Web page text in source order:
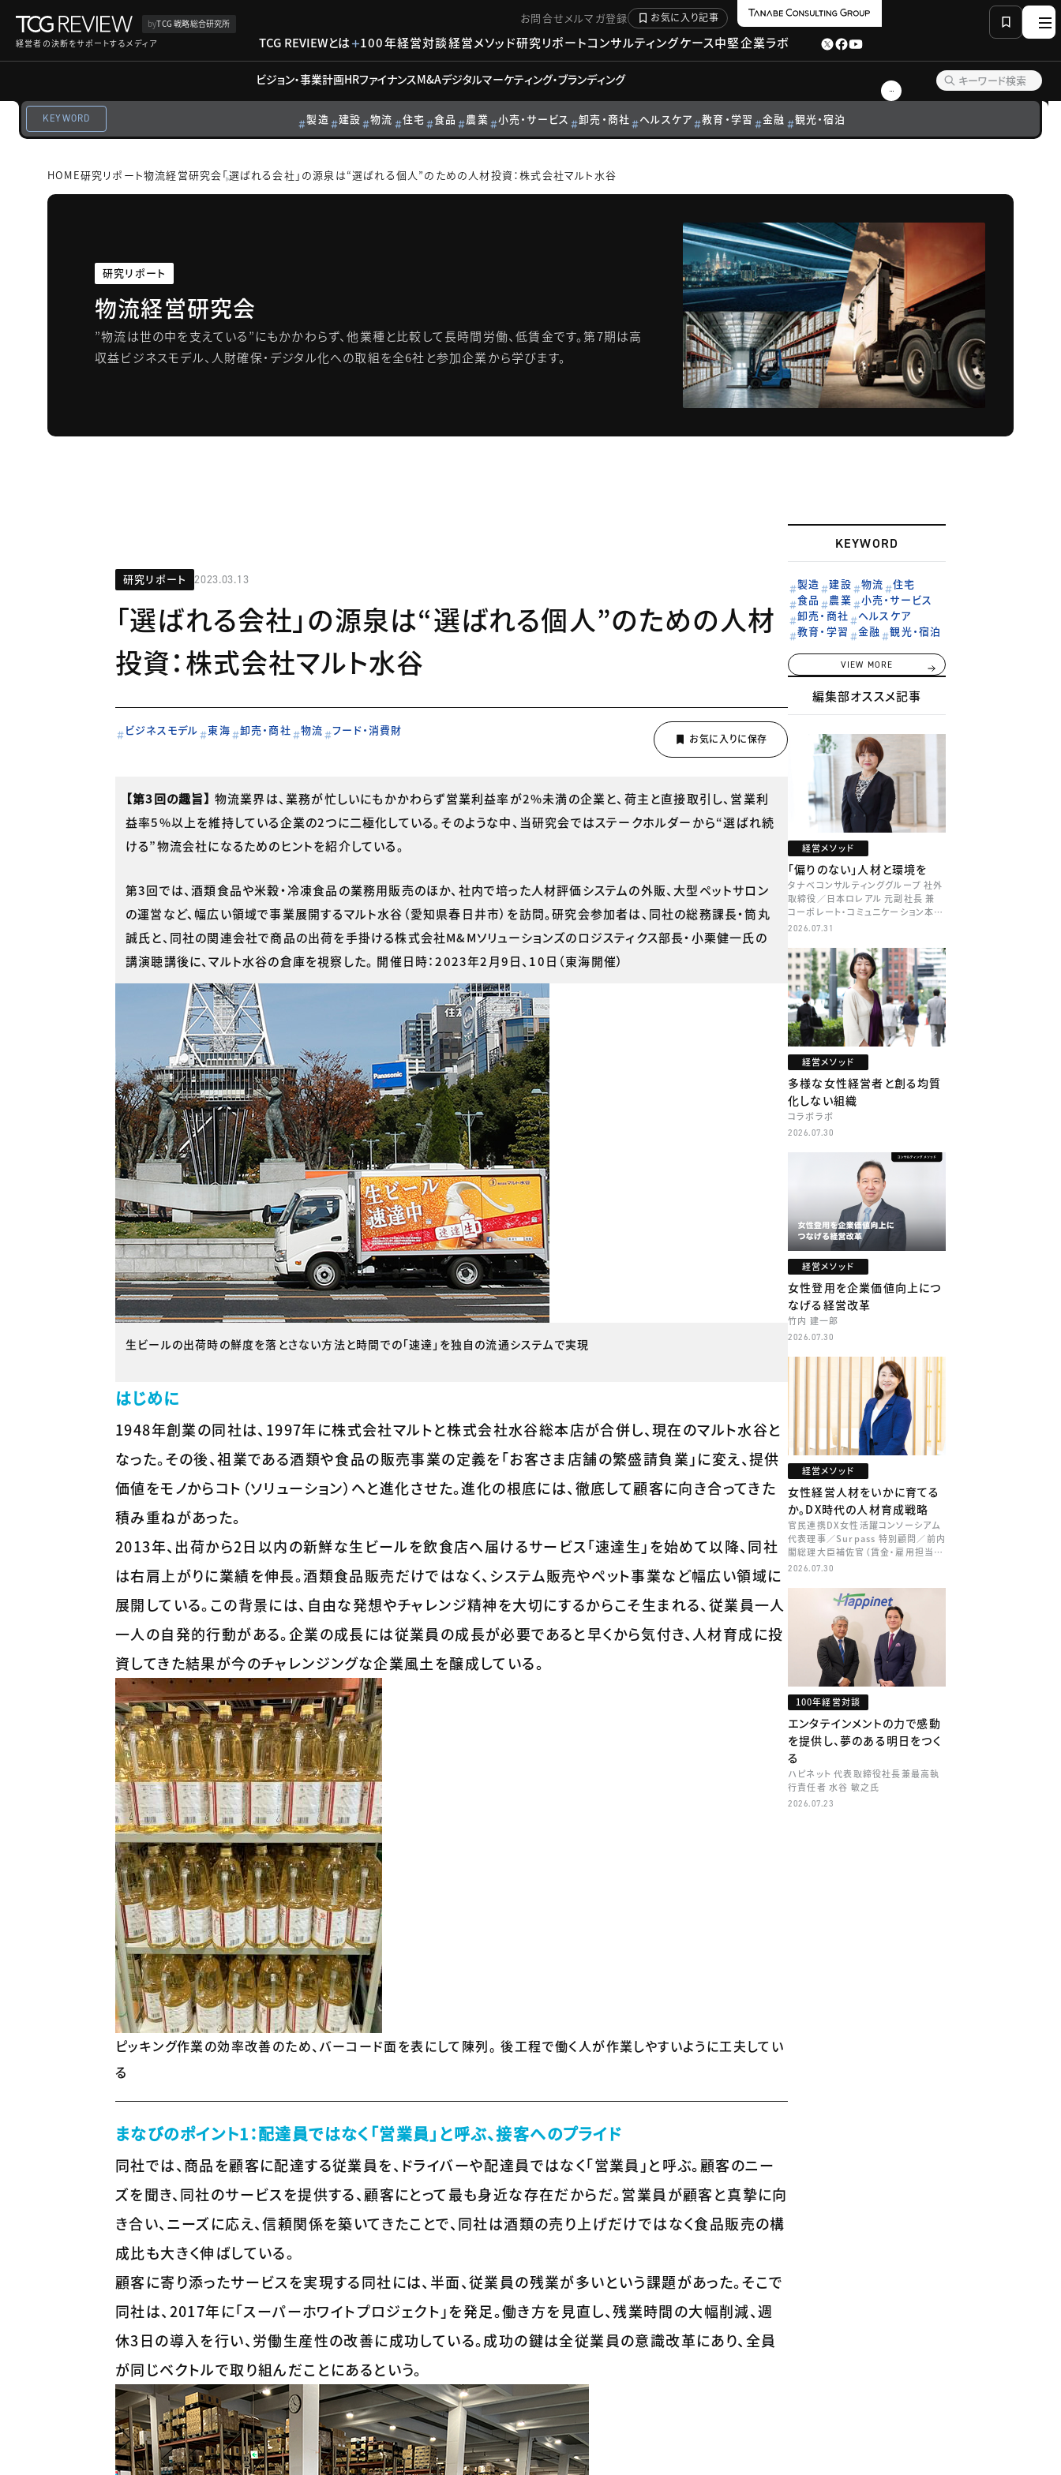
byTCG 戦略総合研究所
経営者の決断をサポートするメディア
お問合せメルマガ登録 お気に入り記事
TCG REVIEWとは 100年経営対談経営メソッド研究リポートコンサルティングケース中堅企業ラボ
ビジョン・事業計画HRファイナンスM&Aデジタルマーケティング・ブランディング
KEYWORD 製造 建設 物流 住宅 食品 農業 小売・サービス 卸売・商社 ヘルスケア 教育・学習 金融 観光・宿泊
HOME研究リポート物流経営研究会「選ばれる会社」の源泉は“選ばれる個人”のための人材投資：株式会社マルト水谷
研究リポート
物流経営研究会
”物流は世の中を支えている”にもかかわらず、他業種と比較して長時間労働、低賃金です。第7期は高
収益ビジネスモデル、人財確保・デジタル化への取組を全6社と参加企業から学びます。
研究リポート 2023.03.13
「選ばれる会社」の源泉は“選ばれる個人”のための人材
投資：株式会社マルト水谷
ビジネスモデル 東海 卸売・商社 物流 フード・消費財
【第3回の趣旨】 物流業界は、業務が忙しいにもかかわらず営業利益率が2%未満の企業と、荷主と直接取引し、営業利
益率5%以上を維持している企業の2つに二極化している。そのような中、当研究会ではステークホルダーから“選ばれ続
ける”物流会社になるためのヒントを紹介している。
第3回では、酒類食品や米穀・冷凍食品の業務用販売のほか、社内で培った人材評価システムの外販、大型ペットサロン
の運営など、幅広い領域で事業展開するマルト水谷（愛知県春日井市）を訪問。研究会参加者は、同社の総務課長・筒丸
誠氏と、同社の関連会社で商品の出荷を手掛ける株式会社M&Mソリューションズのロジスティクス部長・小栗健一氏の
講演聴講後に、マルト水谷の倉庫を視察した。 開催日時：2023年2月9日、10日（東海開催）
生ビールの出荷時の鮮度を落とさない方法と時間での「速達」を独自の流通システムで実現
はじめに
1948年創業の同社は、1997年に株式会社マルトと株式会社水谷総本店が合併し、現在のマルト水谷と
なった。その後、祖業である酒類や食品の販売事業の定義を「お客さま店舗の繁盛請負業」に変え、提供
価値をモノからコト（ソリューション）へと進化させた。進化の根底には、徹底して顧客に向き合ってきた
積み重ねがあった。
2013年、出荷から2日以内の新鮮な生ビールを飲食店へ届けるサービス「速達生」を始めて以降、同社
は右肩上がりに業績を伸長。酒類食品販売だけではなく、システム販売やペット事業など幅広い領域に
展開している。この背景には、自由な発想やチャレンジ精神を大切にするからこそ生まれる、従業員一人
一人の自発的行動がある。企業の成長には従業員の成長が必要であると早くから気付き、人材育成に投
資してきた結果が今のチャレンジングな企業風土を醸成している。
ピッキング作業の効率改善のため、バーコード面を表にして陳列。 後工程で働く人が作業しやすいように工夫してい
る
まなびのポイント1：配達員ではなく「営業員」と呼ぶ、接客へのプライド
同社では、商品を顧客に配達する従業員を、ドライバーや配達員ではなく「営業員」と呼ぶ。顧客のニー
ズを聞き、同社のサービスを提供する、顧客にとって最も身近な存在だからだ。営業員が顧客と真摯に向
き合い、ニーズに応え、信頼関係を築いてきたことで、同社は酒類の売り上げだけではなく食品販売の構
成比も大きく伸ばしている。
顧客に寄り添ったサービスを実現する同社には、半面、従業員の残業が多いという課題があった。そこで
同社は、2017年に「スーパーホワイトプロジェクト」を発足。働き方を見直し、残業時間の大幅削減、週
休3日の導入を行い、労働生産性の改善に成功している。成功の鍵は全従業員の意識改革にあり、全員
が同じベクトルで取り組んだことにあるという。
KEYWORD
製造 建設 物流
住宅
食品
農業
小売・サービス
卸売・商社
ヘルスケア
教育・学習
金融 観光・宿泊
VIEW MORE
編集部オススメ記事
経営メソッド
「偏りのない」人材と環境を
タナベコンサルティンググループ 社外
取締役／日本ロレアル 元副社長 兼
コーポレート・コミュニケーション本部
本部長／キャリアコンサルタント 井村
2026.07.31
経営メソッド
多様な女性経営者と創る均質
化しない組織
コラボラボ
2026.07.30
経営メソッド
女性登用を企業価値向上につ
なげる経営改革
竹内 建一郎
2026.07.30
経営メソッド
女性経営人材をいかに育てる
か。DX時代の人材育成戦略
官民連携DX女性活躍コンソーシアム
代表理事／Surpass 特別顧問／前内
閣総理大臣補佐官（賃金・雇用担当）
矢田 稚子
2026.07.30
100年経営対談
エンタテインメントの力で感動
を提供し、夢のある明日をつく
る
ハピネット 代表取締役社長兼最高執
行責任者 水谷 敏之氏
2026.07.23